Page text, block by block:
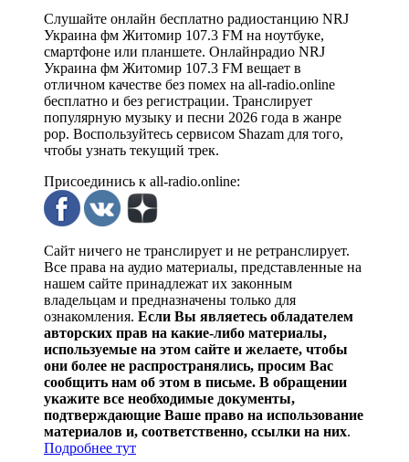
Слушайте онлайн бесплатно радиостанцию NRJ
Украина фм Житомир 107.3 FM на ноутбуке,
смартфоне или планшете. Онлайнрадио NRJ
Украина фм Житомир 107.3 FM вещает в
отличном качестве без помех на all-radio.online
бесплатно и без регистрации. Транслирует
популярную музыку и песни 2026 года в жанре
pop. Воспользуйтесь сервисом Shazam для того,
чтобы узнать текущий трек.
Присоединись к all-radio.online:
Сайт ничего не транслирует и не ретранслирует.
Все права на аудио материалы, представленные на
нашем сайте принадлежат их законным
владельцам и предназначены только для
ознакомления. Если Вы являетесь обладателем
авторских прав на какие-либо материалы,
используемые на этом сайте и желаете, чтобы
они более не распространялись, просим Вас
сообщить нам об этом в письме. В обращении
укажите все необходимые документы,
подтверждающие Ваше право на использование
материалов и, соответственно, ссылки на них.
Подробнее тут